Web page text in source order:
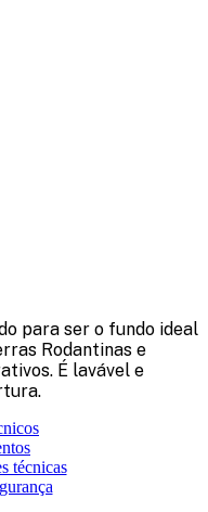
para ser o fundo ideal
Rodantinas e
É lavável e
técnicas